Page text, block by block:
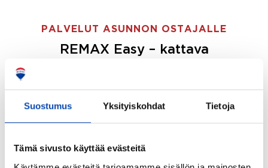
Suostumus Yksityiskohdat Tietoja
Tämä sivusto käyttää evästeitä
PALVELUT ASUNNON OSTAJALLE
REMAX Easy – kattava
ostajille.
Tee ostotoimeksianto ja etsimme juuri